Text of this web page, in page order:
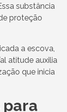
substância
proteção
a escova,
atitude auxilia
que inicia
para